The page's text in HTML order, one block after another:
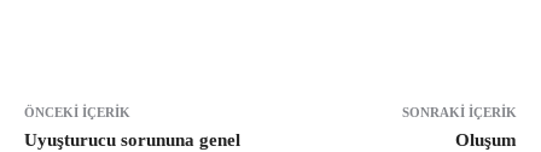
ÖNCEKI İÇERIK
Uyuşturucu sorununa genel
SONRAKI İÇERIK
Oluşum